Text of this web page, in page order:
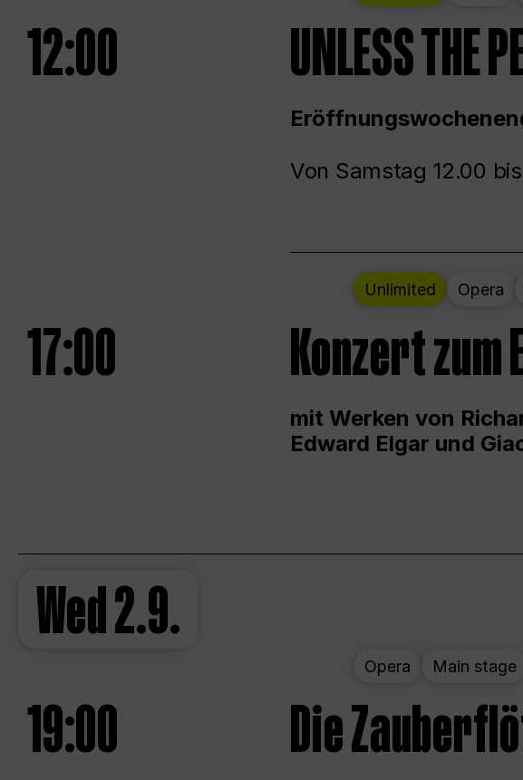
12:00 UNLESS THE
Von Samstag 12.00
Unlimited Opera
17:00 Konzert
mit Werken von
Edward Elgar und
Wed2.9.
Opera Main stage
19:00 Die